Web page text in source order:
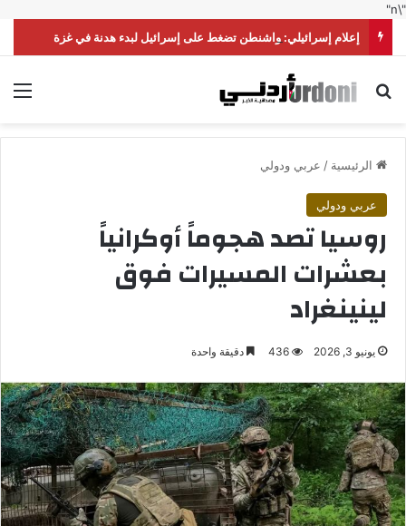
"\n"
إعلام إسرائيلي: واشنطن تضغط على إسرائيل لبدء هدنة في غزة
بحث عن
الرئيسية / عربي ودولي
عربي ودولي
روسيا تصد هجوماً أوكرانياً
بعشرات المسيرات فوق
لينينغراد
يونيو 3, 2026 436 دقيقة واحدة